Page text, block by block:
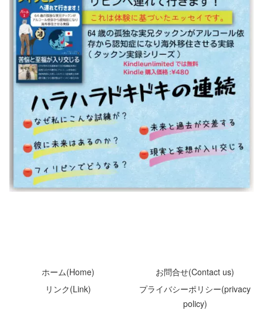
ホーム(Home)
お問合せ(Contact us)
リンク(Link)
プライバシーポリシー(privacy
policy)